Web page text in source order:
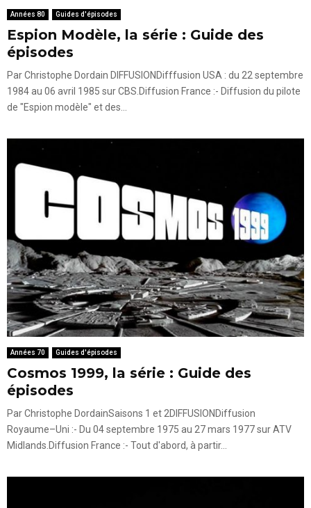
Années 80 Guides d'épisodes
Espion Modèle, la série : Guide des
épisodes
Par Christophe Dordain DIFFUSIONDifffusion USA : du 22 septembre
1984 au 06 avril 1985 sur CBS.Diffusion France :- Diffusion du pilote
de "Espion modèle" et des...
Années 70 Guides d'épisodes
Cosmos 1999, la série : Guide des
épisodes
Par Christophe DordainSaisons 1 et 2DIFFUSIONDiffusion
Royaume–Uni :- Du 04 septembre 1975 au 27 mars 1977 sur ATV
Midlands.Diffusion France :- Tout d'abord, à partir...